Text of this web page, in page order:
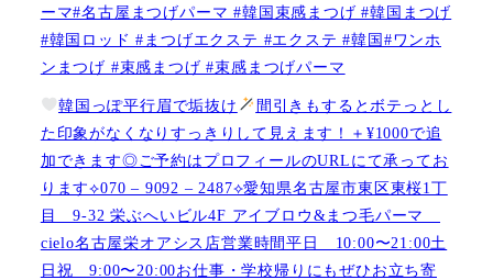
ーマ#名古屋まつげパーマ #韓国束感まつげ #韓国まつげ
#韓国ロッド #まつげエクステ #エクステ #韓国#ワンホ
ンまつげ #束感まつげ #束感まつげパーマ
韓国っぽ平行眉で垢抜け
間引きもするとボテっとし
た印象がなくなりすっきりして見えます！＋¥1000で追
加できます◎ご予約はプロフィールのURLにて承ってお
ります⟡070 – 9092 – 2487⟡愛知県名古屋市東区東桜1丁
目 9-32 栄ぶへいビル4F アイブロウ&まつ毛パーマ
cielo名古屋栄オアシス店営業時間平日 10:00〜21:00土
日祝 9:00〜20:00お仕事・学校帰りにもぜひお立ち寄